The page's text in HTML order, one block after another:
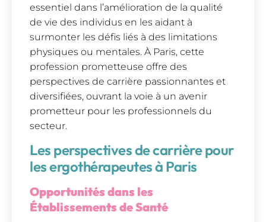
essentiel dans l’amélioration de la qualité
de vie des individus en les aidant à
surmonter les défis liés à des limitations
physiques ou mentales. À Paris, cette
profession prometteuse offre des
perspectives de carrière passionnantes et
diversifiées, ouvrant la voie à un avenir
prometteur pour les professionnels du
secteur.
Les perspectives de carrière pour
les ergothérapeutes à Paris
Opportunités dans les
Établissements de Santé